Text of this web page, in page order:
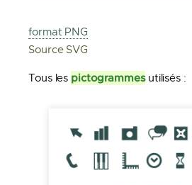
format PNG
Source SVG
Tous les pictogrammesutilisés :